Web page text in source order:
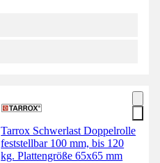
Tarrox Schwerlast Doppelrolle
feststellbar 100 mm, bis 120
kg. Plattengröße 65x65 mm